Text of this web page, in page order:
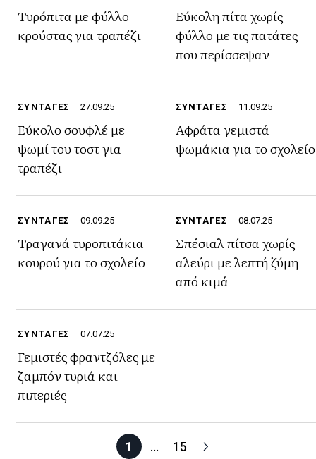
Τυρόπιτα με φύλλο
κρούστας για τραπέζι
Εύκολη πίτα χωρίς
φύλλο με τις πατάτες
που περίσσεψαν
ΣΥΝΤΑΓΕΣ 27.09.25
Εύκολο σουφλέ με
ψωμί του τοστ για
τραπέζι
ΣΥΝΤΑΓΕΣ 11.09.25
Αφράτα γεμιστά
ψωμάκια για το σχολείο
ΣΥΝΤΑΓΕΣ 09.09.25
Τραγανά τυροπιτάκια
κουρού για το σχολείο
ΣΥΝΤΑΓΕΣ 08.07.25
Σπέσιαλ πίτσα χωρίς
αλεύρι με λεπτή ζύμη
από κιμά
ΣΥΝΤΑΓΕΣ 07.07.25
Γεμιστές φραντζόλες με
ζαμπόν τυριά και
πιπεριές
1 … 15